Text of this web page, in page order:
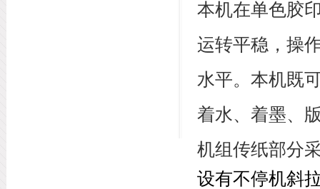
本机在单色胶
运转平稳，操
水平。本机既
着水、着墨、
机组传纸部分
设有不停机斜